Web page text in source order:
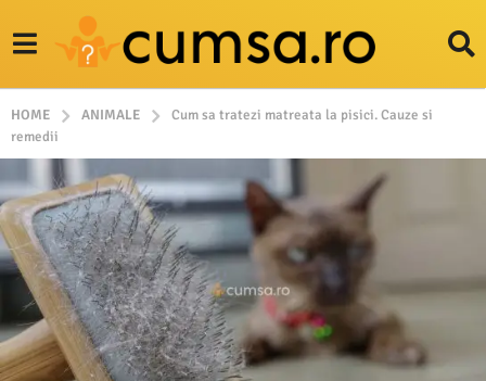
HOME ANIMALE
Cum sa tratezi matreata la pisici. Cauze si
remedii